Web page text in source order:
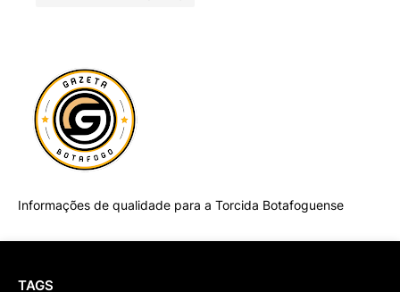
Informações de qualidade para a Torcida Botafoguense
TAGS